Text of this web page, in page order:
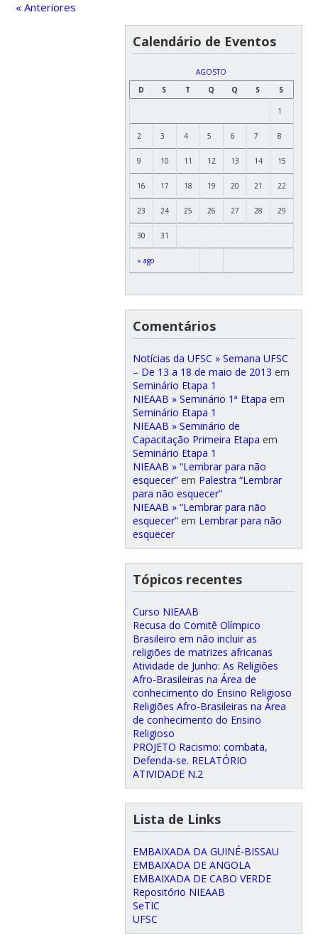
« Anteriores
Calendário de Eventos
AGOSTO
D
S T Q Q S S
« ago
1
2 3 4 5 6 7 8
9 10 11 12 13 14 15
16 17 18 19 20 21 22
23 24 25 26 27 28 29
30 31
Comentários
Notícias da UFSC » Semana UFSC
– De 13 a 18 de maio de 2013 em
Seminário Etapa 1
NIEAAB » Seminário 1ª Etapa em
Seminário Etapa 1
NIEAAB » Seminário de
Capacitação Primeira Etapa em
Seminário Etapa 1
NIEAAB » “Lembrar para não
esquecer”em Palestra “Lembrar
para não esquecer”
NIEAAB » “Lembrar para não
esquecer”em Lembrar para não
esquecer
Tópicos recentes
Curso NIEAAB
Recusa do Comitê Olímpico
Brasileiro em não incluir as
religiões de matrizes africanas
Atividade de Junho: As Religiões
Afro-Brasileiras na Área de
conhecimento do Ensino Religioso
Religiões Afro-Brasileiras na Área
de conhecimento do Ensino
Religioso
PROJETO Racismo: combata,
Defenda-se. RELATÓRIO
ATIVIDADE N.2
Lista de Links
EMBAIXADA DA GUINÉ-BISSAU
EMBAIXADA DE ANGOLA
EMBAIXADA DE CABO VERDE
Repositório NIEAAB
SeTIC
UFSC